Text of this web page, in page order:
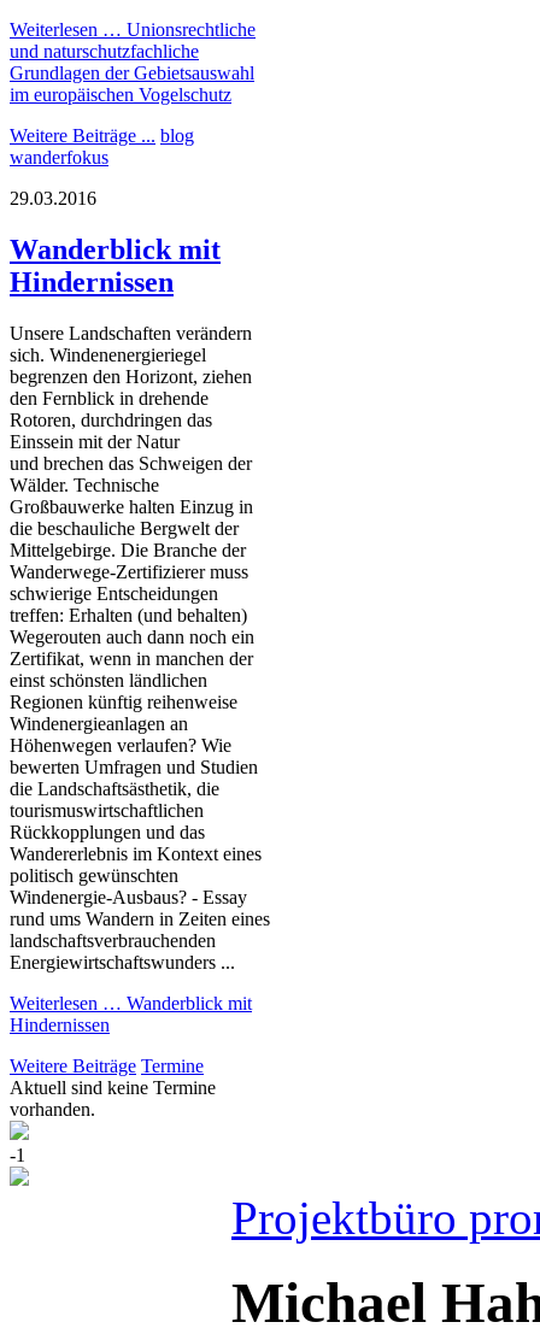
Weiterlesen … Unionsrechtliche
und naturschutzfachliche
Grundlagen der Gebietsauswahl
im europäischen Vogelschutz
Weitere Beiträge ... blog
wanderfokus
29.03.2016
Wanderblick mit
Hindernissen
Unsere Landschaften verändern
sich. Windenenergieriegel
begrenzen den Horizont, ziehen
den Fernblick in drehende
Rotoren, durchdringen das
Einssein mit der Natur
und brechen das Schweigen der
Wälder. Technische
Großbauwerke halten Einzug in
die beschauliche Bergwelt der
Mittelgebirge. Die Branche der
Wanderwege-Zertifizierer muss
schwierige Entscheidungen
treffen: Erhalten (und behalten)
Wegerouten auch dann noch ein
Zertifikat, wenn in manchen der
einst schönsten ländlichen
Regionen künftig reihenweise
Windenergieanlagen an
Höhenwegen verlaufen? Wie
bewerten Umfragen und Studien
die Landschaftsästhetik, die
tourismuswirtschaftlichen
Rückkopplungen und das
Wandererlebnis im Kontext eines
politisch gewünschten
Windenergie-Ausbaus? - Essay
rund ums Wandern in Zeiten eines
landschaftsverbrauchenden
Energiewirtschaftswunders ...
Weiterlesen … Wanderblick mit
Hindernissen
Weitere Beiträge Termine
Aktuell sind keine Termine
vorhanden.
-1
Projektbüro
Michael